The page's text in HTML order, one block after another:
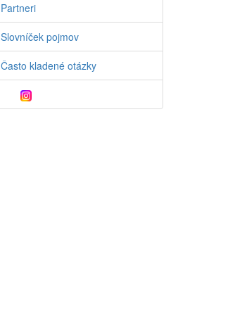
Partneri
Slovníček pojmov
Často kladené otázky